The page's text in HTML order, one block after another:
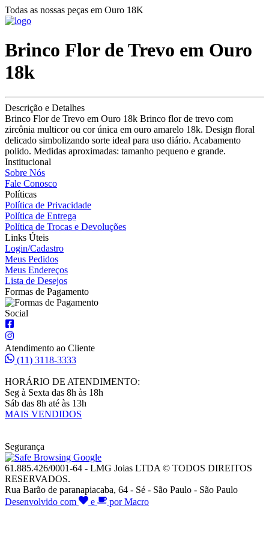
Todas as nossas peças em Ouro 18K
Brinco Flor de Trevo em Ouro
18k
Descrição e Detalhes
Brinco Flor de Trevo em Ouro 18k Brinco flor de trevo com
zircônia multicor ou cor única em ouro amarelo 18k. Design floral
delicado simbolizando sorte ideal para uso diário. Acabamento
polido. Medidas aproximadas: tamanho pequeno e grande.
Institucional
Sobre Nós
Fale Conosco
Políticas
Política de Privacidade
Política de Entrega
Política de Trocas e Devoluções
Links Úteis
Login/Cadastro
Meus Pedidos
Meus Endereços
Lista de Desejos
Formas de Pagamento
Social
Atendimento ao Cliente
(11) 3118-3333
HORÁRIO DE ATENDIMENTO:
Seg à Sexta das 8h às 18h
Sáb das 8h até às 13h
MAIS VENDIDOS
Segurança
61.885.426/0001-64 - LMG Joias LTDA © TODOS DIREITOS
RESERVADOS.
Rua Barão de paranapiacaba, 64 - Sé - São Paulo - São Paulo
Desenvolvido com
e por Macro